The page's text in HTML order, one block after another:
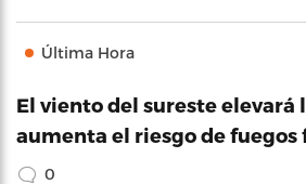
Última Hora
El viento del sureste
aumenta el riesgo de fuegos
0